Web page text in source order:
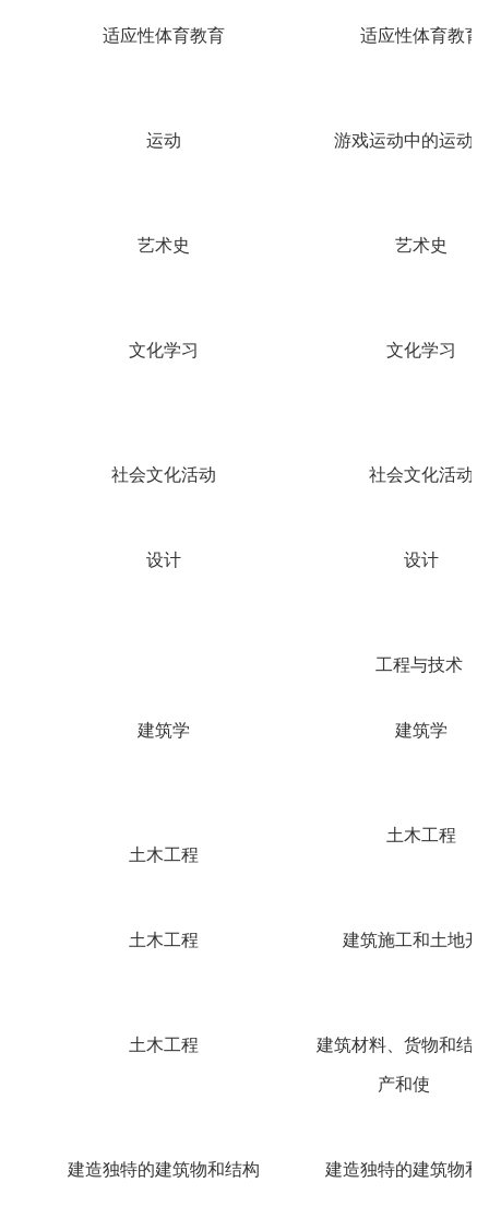
适应性体育教育 适应性体育教育
运动 游戏运动中的运动
艺术史 艺术史
文化学习 文化学习
社会文化活动 社会文化活动
设计 设计
工程与技术
建筑学 建筑学
土木工程
土木工程
土木工程 建筑施工和土地开
土木工程 建筑材料、货物和结
产和使
建造独特的建筑物和结构 建造独特的建筑物和